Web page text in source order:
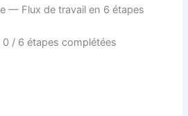
— Flux de travail en 6 étapes
0 / 6 étapes complétées